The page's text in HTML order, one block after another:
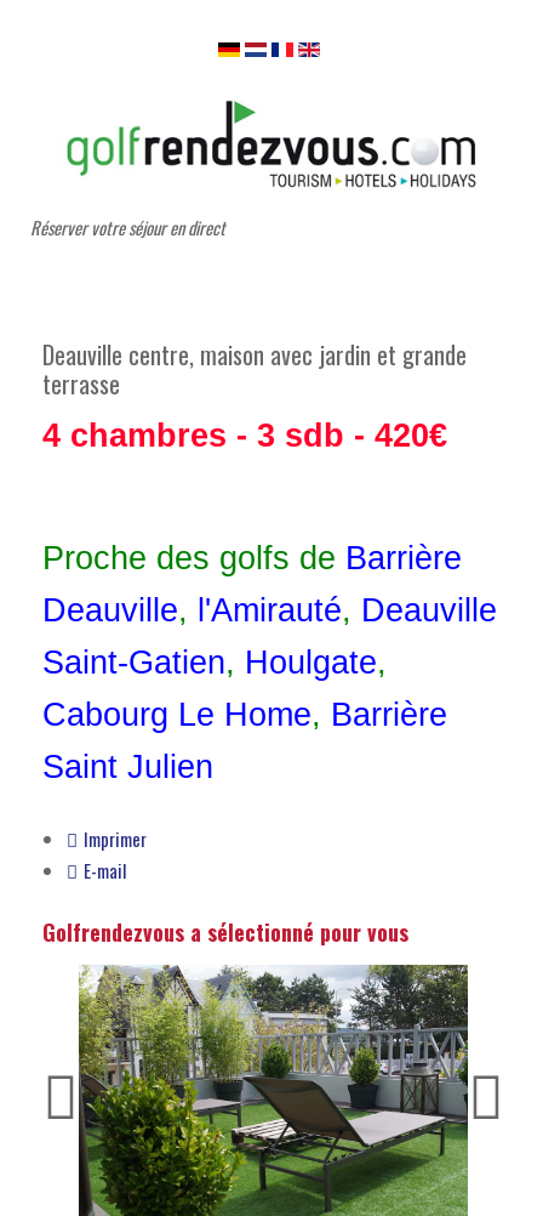
Réserver votre séjour en direct
Deauville centre, maison avec jardin et grande
terrasse
4 chambres - 3 sdb - 420€
Proche des golfs de Barrière
Deauville, 'Amirauté, Deauville
Saint-Gatien, Houlgate,
Cabourg Le Home, Barrière
Saint Julien
Imprimer
E-mail
Golfrendezvous a sélectionné pour vous